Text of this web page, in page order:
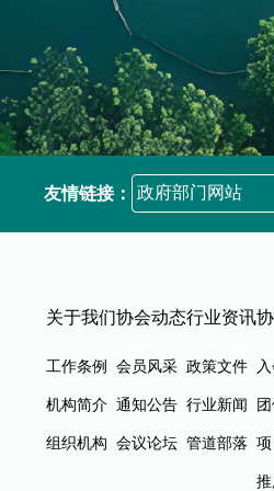
友情链接：
关于我们
工作条例
机构简介
组织机构
协会动态
会员风采
通知公告
会议论坛
行业资讯
政策文件
行业新闻
管道部落